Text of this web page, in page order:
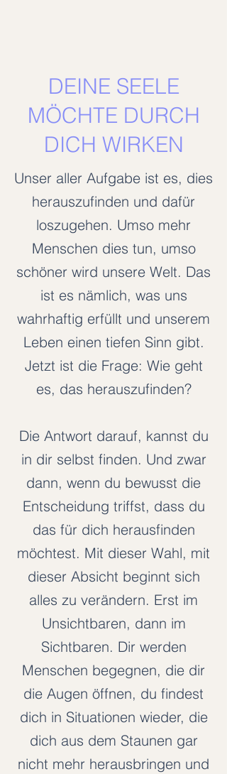
DEINE SEELE
MÖCHTE DURCH
DICH WIRKEN
Unser aller Aufgabe ist es, dies
herauszufinden und dafür
loszugehen. Umso mehr
Menschen dies tun, umso
schöner wird unsere Welt. Das
ist es nämlich, was uns
wahrhaftig erfüllt und unserem
Leben einen tiefen Sinn gibt.
Jetzt ist die Frage: Wie geht
es, das herauszufinden?
Die Antwort darauf, kannst du
in dir selbst finden. Und zwar
dann, wenn du bewusst die
Entscheidung triffst, dass du
das für dich herausfinden
möchtest. Mit dieser Wahl, mit
dieser Absicht beginnt sich
alles zu verändern. Erst im
Unsichtbaren, dann im
Sichtbaren. Dir werden
Menschen begegnen, die dir
die Augen öffnen, du findest
dich in Situationen wieder, die
dich aus dem Staunen gar
nicht mehr herausbringen und